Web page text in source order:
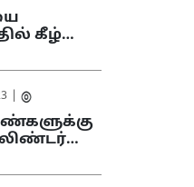
கீழ்…